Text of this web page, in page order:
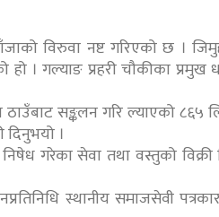
विरुवा नष्ट गरिएको छ ।
। गल्याङ प्रहरी चौकीका प्रमुख
सङ्कलन गरि ल्याएको ८६५
दिनुभयो ।
गरेका सेवा तथा वस्तुको विक्री
स्थानीय समाजसेवी